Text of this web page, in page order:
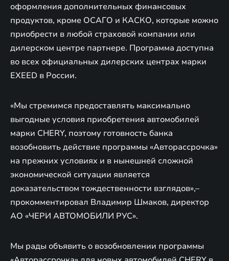
оформления дополнительных финансовых
продуктов, кроме ОСАГО и КАСКО, которые можно
приобрести в любой страховой компании или
дилерском центре партнере. Программа доступна
во всех официальных дилерских центрах марки
EXEED в России.
«Мы стремимся предоставлять максимально
выгодные условия приобретения автомобилей
марки CHERY, поэтому готовность банка
возобновить действие программы «Авторассрочка»
на прежних условиях и в нынешней сложной
экономической ситуации является
доказательством тождественности взглядов»,–
прокомментировал Владимир Шмаков, директор
АО «ЧЕРИ АВТОМОБИЛИ РУС».
Мы рады объявить о возобновлении программы